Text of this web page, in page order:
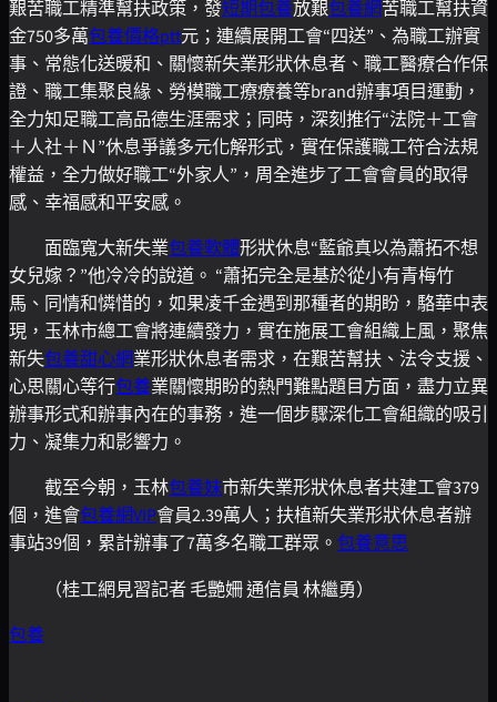
艱苦職工精準幫扶政策，發短期包養放艱包養網苦職工幫扶資
金750多萬包養價格ptt元；連續展開工會“四送”、為職工辦實
事、常態化送暖和、關懷新失業形狀休息者、職工醫療合作保
證、職工集聚良緣、勞模職工療療養等brand辦事項目運動，
全力知足職工高品德生涯需求；同時，深刻推行“法院＋工會
＋人社＋Ｎ”休息爭議多元化解形式，實在保護職工符合法規
權益，全力做好職工“外家人”，周全進步了工會會員的取得
感、幸福感和平安感。
面臨寬大新失業包養軟體形狀休息“藍爺真以為蕭拓不想
女兒嫁？”他冷冷的說道。 “蕭拓完全是基於從小有青梅竹
馬、同情和憐惜的，如果凌千金遇到那種者的期盼，駱華中表
現，玉林市總工會將連續發力，實在施展工會組織上風，聚焦
新失包養甜心網業形狀休息者需求，在艱苦幫扶、法令支援、
心思關心等行包養業關懷期盼的熱門難點題目方面，盡力立異
辦事形式和辦事內在的事務，進一個步驟深化工會組織的吸引
力、凝集力和影響力。
截至今朝，玉林包養妹市新失業形狀休息者共建工會379
個，進會包養網VIP會員2.39萬人；扶植新失業形狀休息者辦
事站39個，累計辦事了7萬多名職工群眾。 包養意思
（桂工網見習記者 毛艷姍 通信員 林繼勇）
包養